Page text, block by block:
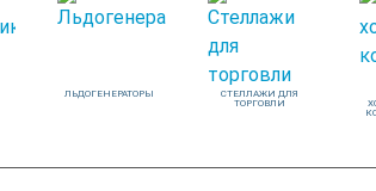
ЛЬДОГЕНЕРАТОРЫ
СТЕЛЛАЖИ ДЛЯ
ТОРГОВЛИ